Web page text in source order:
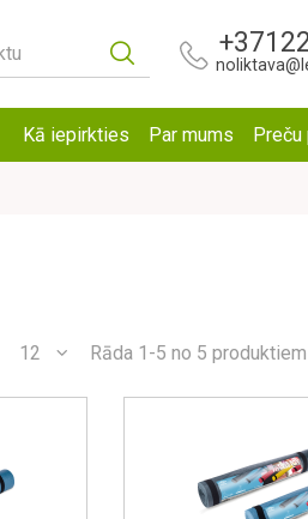
Kā iepirkties Par mums
12 Rāda 1-5 no 5 produktiem